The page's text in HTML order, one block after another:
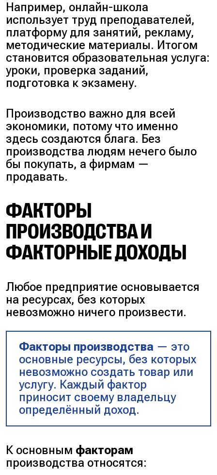
Например, онлайн-школа
использует труд преподавателей,
платформу для занятий, рекламу,
методические материалы. Итогом
становится образовательная услуга:
уроки, проверка заданий,
подготовка к экзамену.
Производство важно для всей
экономики, потому что именно
здесь создаются блага. Без
производства людям нечего было
бы покупать, а фирмам —
продавать.
ФАКТОРЫ
ПРОИЗВОДСТВА И
ФАКТОРНЫЕ ДОХОДЫ
Любое предприятие основывается
на ресурсах, без которых
невозможно ничего произвести.
Факторы производства— это
основные ресурсы, без которых
невозможно создать товар или
услугу. Каждый фактор
приносит своему владельцу
определённый доход.
К основным факторам
производства относятся: